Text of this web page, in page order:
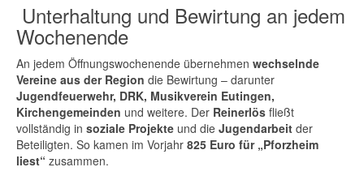
Unterhaltung und Bewirtung an jedem
Wochenende
An jedem Öffnungswochenende übernehmen wechselnde
Vereine aus der Region die Bewirtung – darunter
Jugendfeuerwehr, DRK, Musikverein Eutingen,
Kirchengemeinden und weitere. Der Reinerlös fließt
vollständig in soziale Projekte und die Jugendarbeit der
Beteiligten. So kamen im Vorjahr 825 Euro für „Pforzheim
liest“ zusammen.